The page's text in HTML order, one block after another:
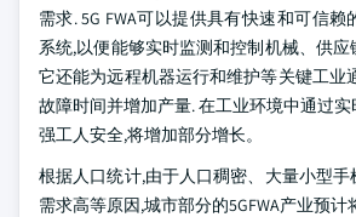
需求. 5G FWA可以提供具有快速和可信
系统,以便能够实时监测和控制机械、供应
它还能为远程机器运行和维护等关键工业
故障时间并增加产量. 在工业环境中通过
强工人安全,将增加部分增长。
根据人口统计,由于人口稠密、大量小型
需求高等原因,城市部分的5GFWA产业预计